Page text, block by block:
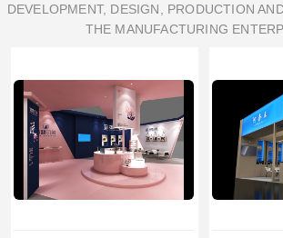
DEVELOPMENT, DESIGN, PRODUCTION
THE MANUFACTURING